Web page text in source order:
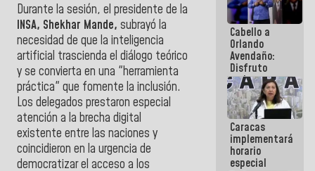
Durante la sesión, el presidente de la
INSA, Shekhar Mande, subrayó la
necesidad de que la inteligencia
artificial trascienda el diálogo teórico
y se convierta en una "herramienta
práctica" que fomente la inclusión.
Los delegados prestaron especial
atención a la brecha digital
existente entre las naciones y
coincidieron en la urgencia de
democratizar el acceso a los
Cabello a
Orlando
Avendaño:
Disfruto
cada vez
que escribes
porque lo
que haces
es
embarrarla
Caracas
implementará
horario
especial